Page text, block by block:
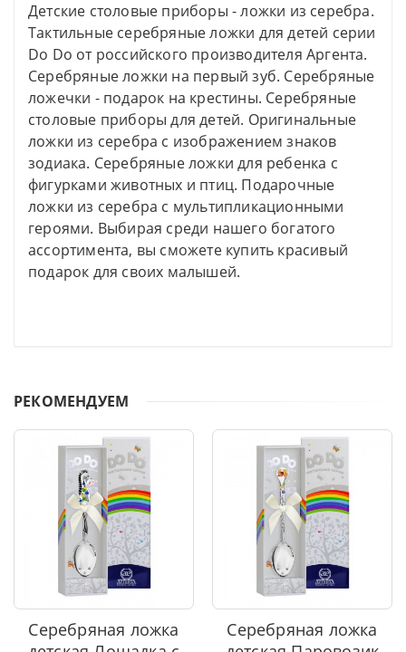
Детские столовые приборы - ложки из серебра.
Тактильные серебряные ложки для детей серии
Do Do от российского производителя Аргента.
Серебряные ложки на первый зуб. Серебряные
ложечки - подарок на крестины. Серебряные
столовые приборы для детей. Оригинальные
ложки из серебра с изображением знаков
зодиака. Серебряные ложки для ребенка с
фигурками животных и птиц. Подарочные
ложки из серебра с мультипликационными
героями. Выбирая среди нашего богатого
ассортимента, вы сможете купить красивый
подарок для своих малышей.
РЕКОМЕНДУЕМ
Серебряная ложка
Серебряная ложка